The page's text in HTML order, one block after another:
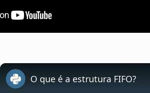
O que é a estrutura FIFO?